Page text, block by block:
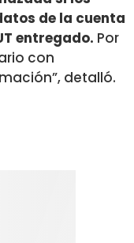
de la cuenta
entregado. Por
con
detalló.